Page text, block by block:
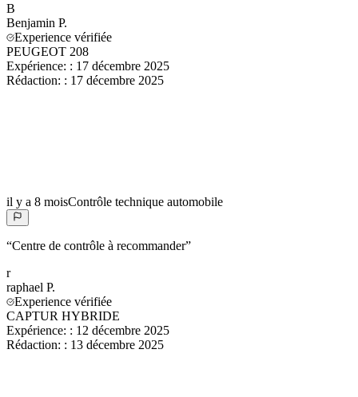
B
Benjamin P.
Experience vérifiée
PEUGEOT 208
Expérience: : 17 décembre 2025
Rédaction: : 17 décembre 2025
il y a 8 moisContrôle technique automobile
“Centre de contrôle à recommander”
r
raphael P.
Experience vérifiée
CAPTUR HYBRIDE
Expérience: : 12 décembre 2025
Rédaction: : 13 décembre 2025